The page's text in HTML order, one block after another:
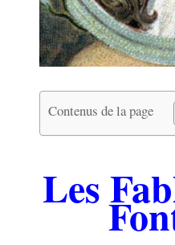
Contenus de la page
Les